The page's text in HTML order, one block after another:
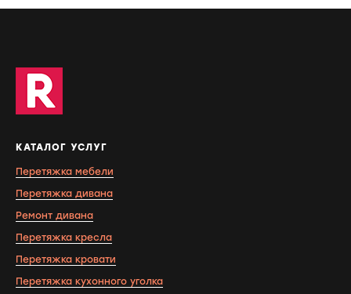
КАТАЛОГ УСЛУГ
Перетяжка мебели
Перетяжка дивана
Ремонт дивана
Перетяжка кресла
Перетяжка кровати
Перетяжка кухонного уголка